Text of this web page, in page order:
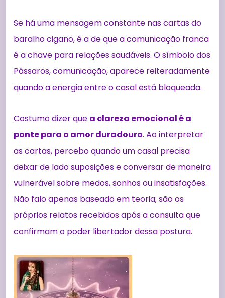
Se há uma mensagem constante nas cartas do
baralho cigano, é a de que a comunicação franca
é a chave para relações saudáveis. O símbolo dos
Pássaros, comunicação, aparece reiteradamente
quando a energia entre o casal está bloqueada.
Costumo dizer que a clareza emocional é a
ponte para o amor duradouro. Ao interpretar
as cartas, percebo quando um casal precisa
deixar de lado suposições e conversar de maneira
vulnerável sobre medos, sonhos ou insatisfações.
Não falo apenas baseado em teoria; são os
próprios relatos recebidos após a consulta que
confirmam o poder libertador dessa postura.